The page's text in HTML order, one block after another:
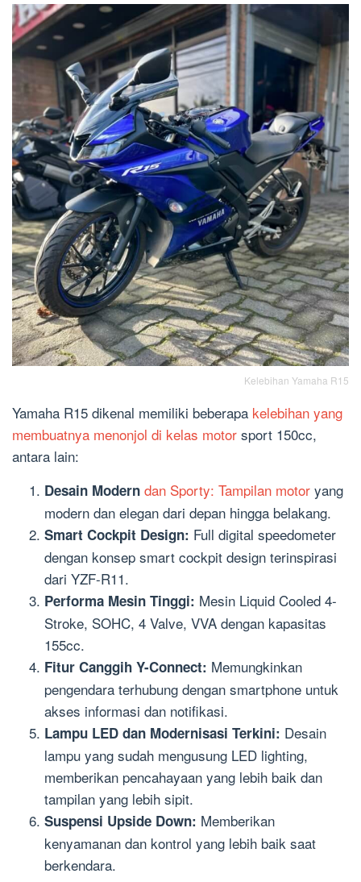
Kelebihan Yamaha R15
Yamaha R15 dikenal memiliki beberapa kelebihan yang
membuatnya menonjol di kelas motor sport 150cc,
antara lain:
Desain Modern dan Sporty: Tampilan motor yang
modern dan elegan dari depan hingga belakang.
Smart Cockpit Design: Full digital speedometer
dengan konsep smart cockpit design terinspirasi
dari YZF-R11.
Performa Mesin Tinggi: Mesin Liquid Cooled 4-
Stroke, SOHC, 4 Valve, VVA dengan kapasitas
155cc.
Fitur Canggih Y-Connect: Memungkinkan
pengendara terhubung dengan smartphone untuk
akses informasi dan notifikasi.
Lampu LED dan Modernisasi Terkini: Desain
lampu yang sudah mengusung LED lighting,
memberikan pencahayaan yang lebih baik dan
tampilan yang lebih sipit.
Suspensi Upside Down: Memberikan
kenyamanan dan kontrol yang lebih baik saat
berkendara.